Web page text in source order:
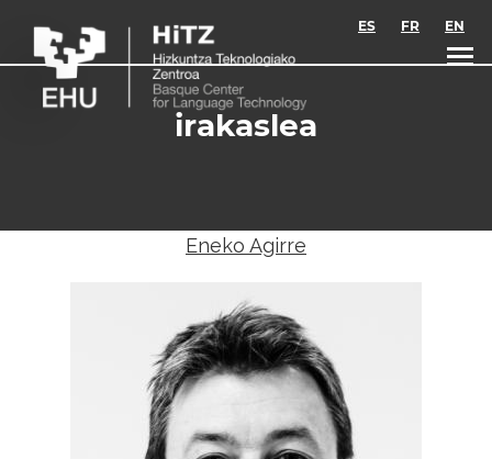
ES FR EN
irakaslea
Eneko Agirre